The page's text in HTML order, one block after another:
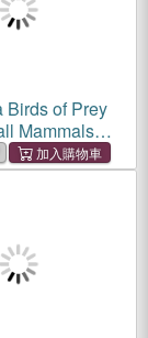
Birds of Prey
Mammals
Them